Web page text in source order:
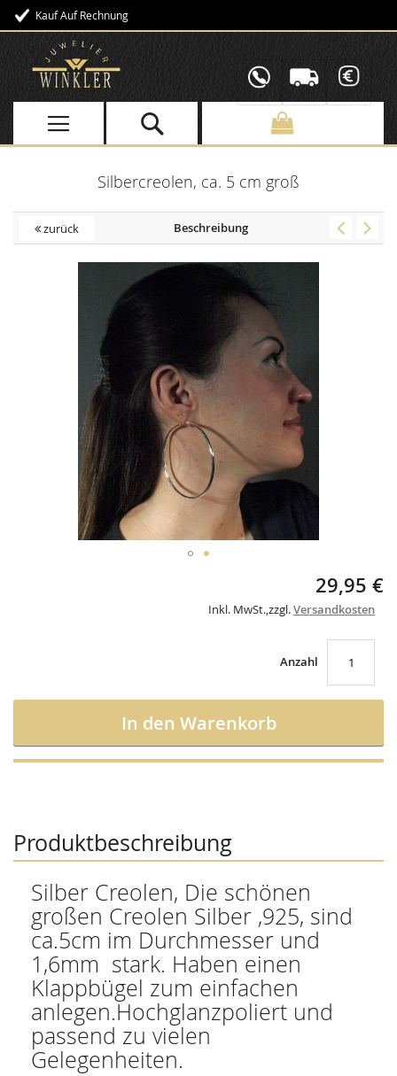
Kauf Auf Rechnung
Direkt
Inhalt
Silbercreolen, ca. 5 cm groß
zurück Beschreibung
29,95 €
Inkl. MwSt.,zzgl.Versandkosten
Anzahl
In den Warenkorb
Produktbeschreibung
Silber Creolen, Die schönen
großen Creolen Silber ,925, sind
ca.5cm im Durchmesser und
1,6mm stark. Haben einen
Klappbügel zum einfachen
anlegen.Hochglanzpoliert und
passend zu vielen
Gelegenheiten.